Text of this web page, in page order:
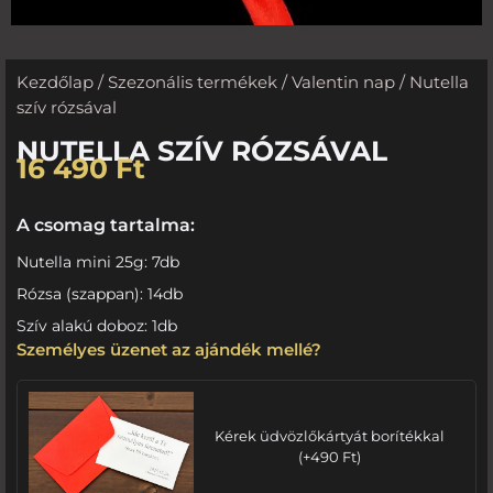
Kezdőlap / Szezonális termékek /Valentin nap / Nutella
szív rózsával
NUTELLA SZÍV RÓZSÁVAL
16 490Ft
A csomag tartalma:
Nutella mini 25g: 7db
Rózsa (szappan): 14db
Szív alakú doboz: 1db
Személyes üzenet az ajándék mellé?
Kérek üdvözlőkártyát borítékkal
(+490 Ft)